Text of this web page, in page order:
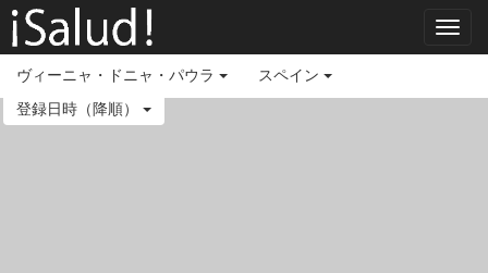
ヴィーニャ・ドニャ・パウラ
スペイン
登録日時（降順）